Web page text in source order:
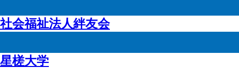
社会福祉法人絆友会
星槎大学